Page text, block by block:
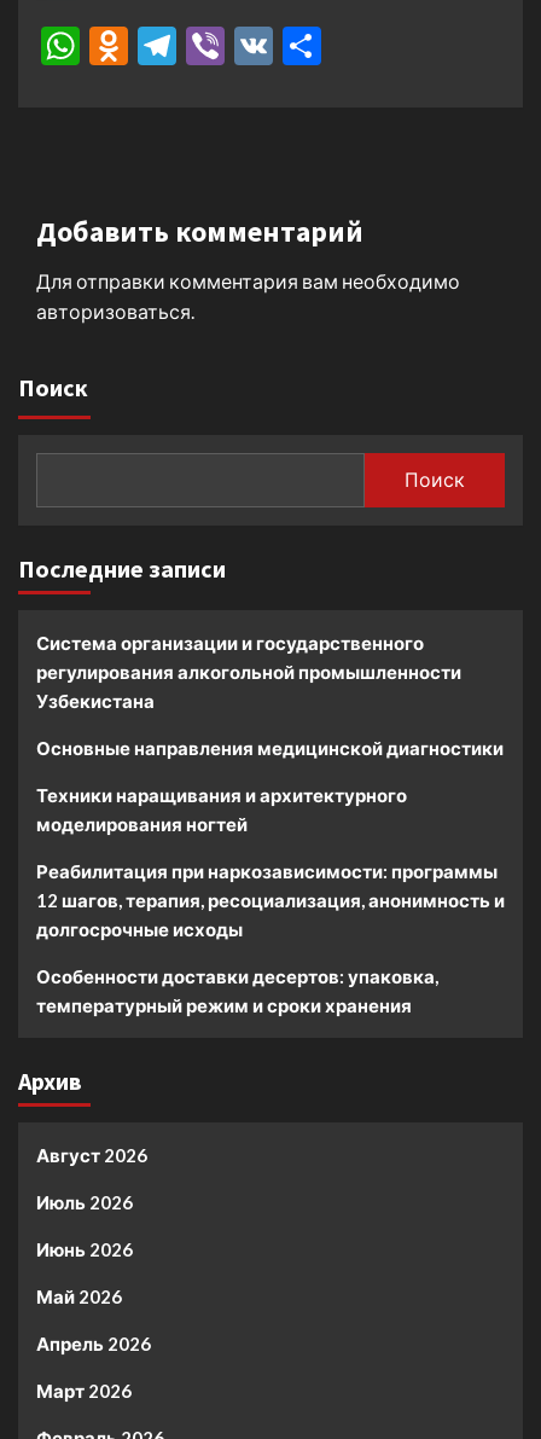
WhatsApp
Odnoklassniki
Telegram
Viber
VK
Добавить комментарий
Для отправки комментария вам необходимо
авторизоваться
Поиск
Поиск
Последние записи
Система организации и государственного
регулирования алкогольной промышленности
Узбекистана
Основные направления медицинской диагностики
Техники наращивания и архитектурного
моделирования ногтей
Реабилитация при наркозависимости: программы
12 шагов, терапия, ресоциализация, анонимность и
долгосрочные исходы
Особенности доставки десертов: упаковка,
температурный режим и сроки хранения
Архив
Август 2026
Июль 2026
Июнь 2026
Май 2026
Апрель 2026
Март 2026